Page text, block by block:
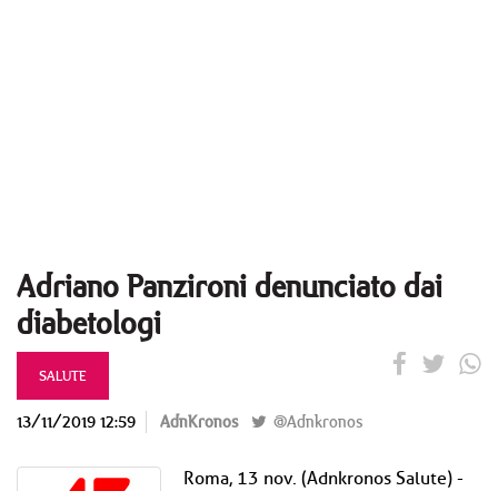
Adriano Panzironi denunciato dai
diabetologi
SALUTE
13/11/2019 12:59 AdnKronos @Adnkronos
Roma, 13 nov. (Adnkronos Salute) -